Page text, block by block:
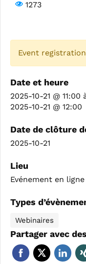
1273
Event
Date et heure
2025-10-21 @ 11:00
2025-10-21 @ 12:00
Date de clôture
2025-10-21
Lieu
Evénement en ligne
Types
Webinaires
Partager avec